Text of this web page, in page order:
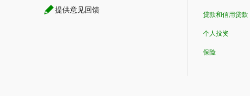
可能随时变更。修改日期：2025年12月11日。
提供意见回馈
贷款和信用贷款
个人投资
保险